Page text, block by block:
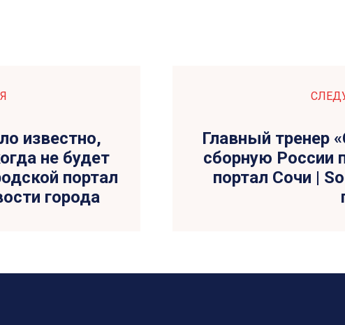
известно,
не будет
портал
города
Главный тренер
сборную России
портал Сочи |